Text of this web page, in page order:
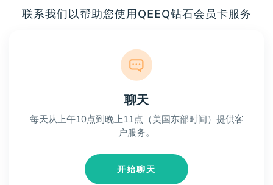
联系我们以帮助您使用QEEQ钻石会员卡服务
聊天
每天从上午10点到晚上11点（美国东部时间）提供客
户服务。
开始聊天